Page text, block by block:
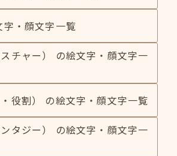
字・顔文字一覧
チャー） の絵文字・顔文字一
役割） の絵文字・顔文字一覧
タジー） の絵文字・顔文字一